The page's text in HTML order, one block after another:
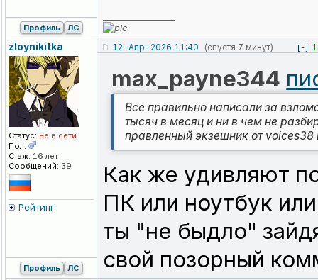
Профиль ЛС
zloynikitka
Статус: не в сети
Пол:
Стаж: 16 лет
Сообщений: 39
Рейтинг
12-Апр-2026 11:40 (спустя 7 минут) [-]
max_payne344
Все правильно написали за
тысяч в месяц и ни в чем не
правленный экзешник от voices38
Как же удивляют
ПК или ноутбук
ты "не быдло"
свой позорный
Профиль ЛС